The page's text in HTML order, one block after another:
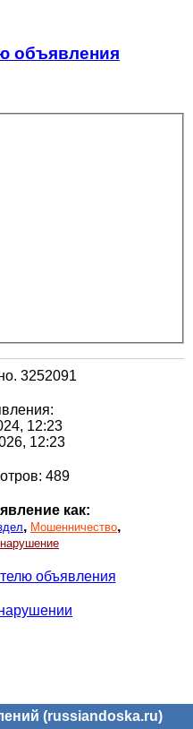
объявления
3252091
12:23
12:23
489
как:
, Мошенничество,
объявления
(russiandoska.ru)